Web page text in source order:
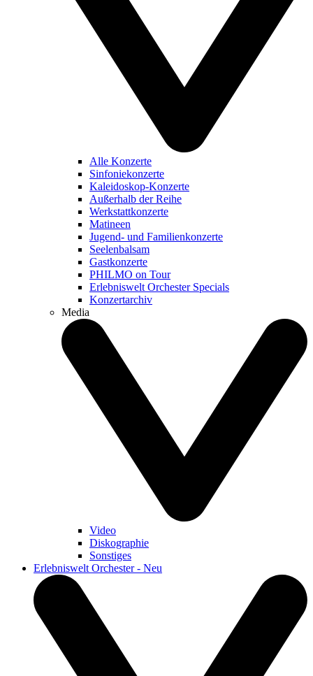
Alle Konzerte
Sinfoniekonzerte
Kaleidoskop-Konzerte
Außerhalb der Reihe
Werkstattkonzerte
Matineen
Jugend- und Familienkonzerte
Seelenbalsam
Gastkonzerte
PHILMO on Tour
Erlebniswelt Orchester Specials
Konzertarchiv
Media
Video
Diskographie
Sonstiges
Erlebniswelt Orchester - Neu